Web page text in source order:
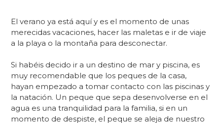
El verano ya está aquí y es el momento de unas
merecidas vacaciones, hacer las maletas e ir de viaje
a la playa o la montaña para desconectar.
Si habéis decido ir a un destino de mar y piscina, es
muy recomendable que los peques de la casa,
hayan empezado a tomar contacto con las piscinas y
la natación. Un peque que sepa desenvolverse en el
agua es una tranquilidad para la familia, si en un
momento de despiste, el peque se aleja de nuestro